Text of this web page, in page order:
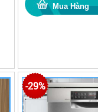
-29%